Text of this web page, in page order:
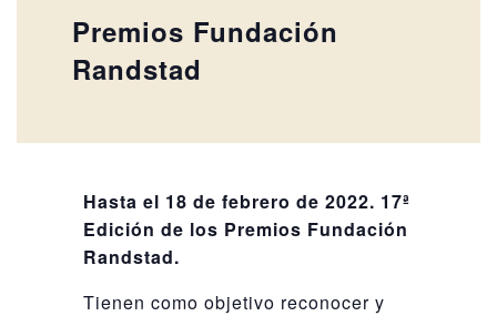
Premios Fundación
Randstad
Hasta el 18 de febrero de 2022. 17ª
Edición de los Premios Fundación
Randstad.
Tienen como objetivo reconocer y